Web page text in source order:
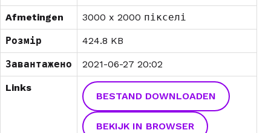
Afmetingen 3000 x 2000 пікселі
Розмір 424.8 KB
Завантажено 2021-06-27 20:02
Links
BESTAND DOWNLOADEN
BEKIJK IN BROWSER